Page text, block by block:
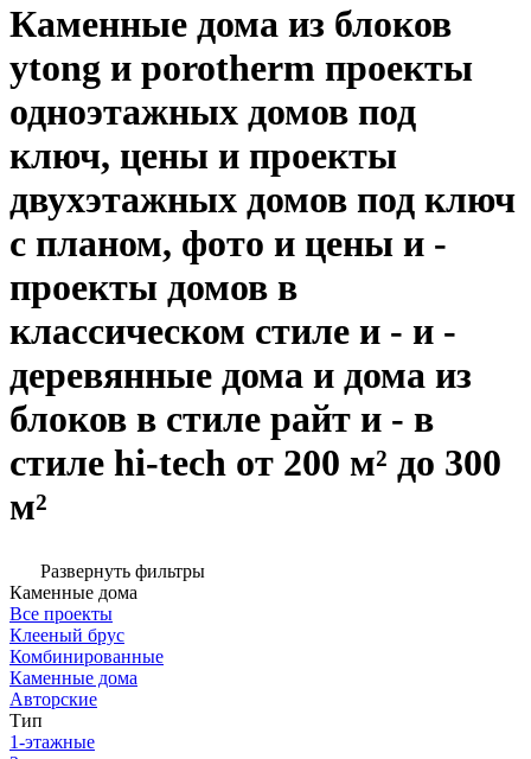
Каменные дома из блоков
ytong и porotherm проекты
одноэтажных домов под
ключ, цены и проекты
двухэтажных домов под ключ
с планом, фото и цены и -
проекты домов в
классическом стиле и - и -
деревянные дома и дома из
блоков в стиле райт и - в
стиле hi-tech от 200 м² до 300
м²
Развернуть фильтры
Каменные дома
Все проекты
Клееный брус
Комбинированные
Каменные дома
Авторские
Тип
1-этажные